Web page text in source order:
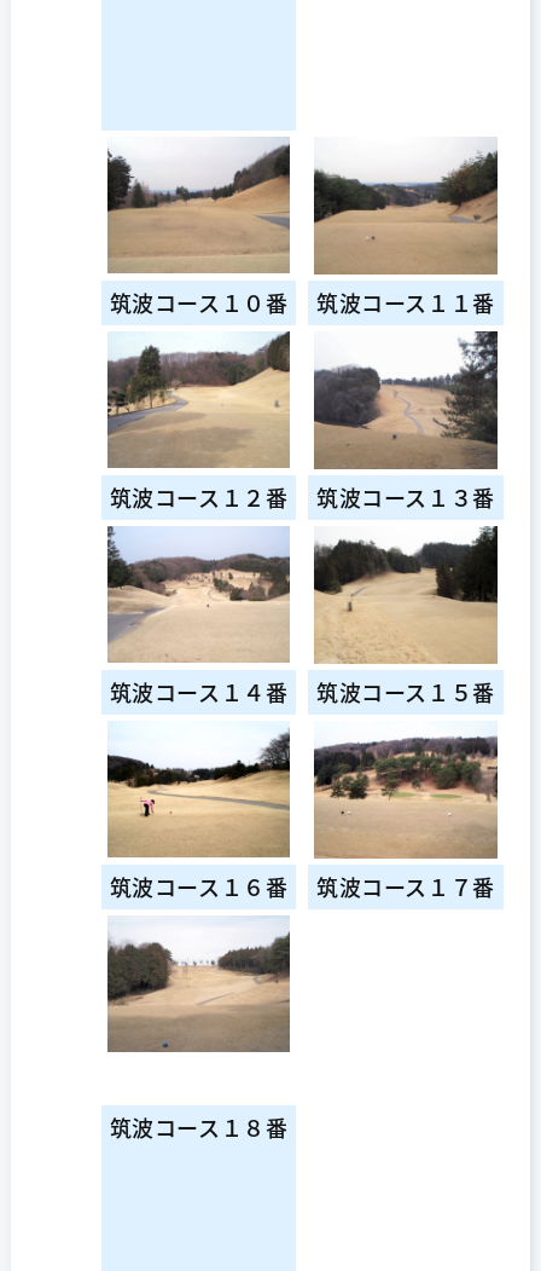
筑波コース１０番 筑波コース１１番
筑波コース１２番 筑波コース１３番
筑波コース１４番 筑波コース１５番
筑波コース１６番 筑波コース１７番
筑波コース１８番